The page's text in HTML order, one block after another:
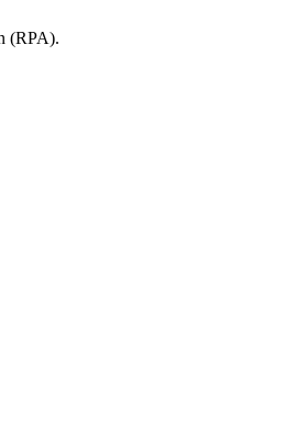
(RPA).